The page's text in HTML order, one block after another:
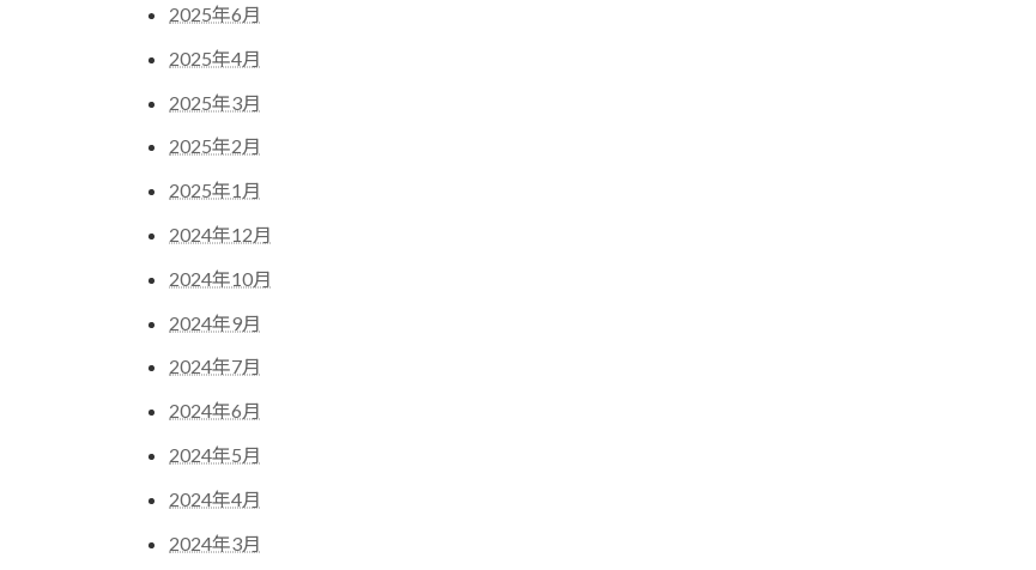
2025年6月
2025年4月
2025年3月
2025年2月
2025年1月
2024年12月
2024年10月
2024年9月
2024年7月
2024年6月
2024年5月
2024年4月
2024年3月